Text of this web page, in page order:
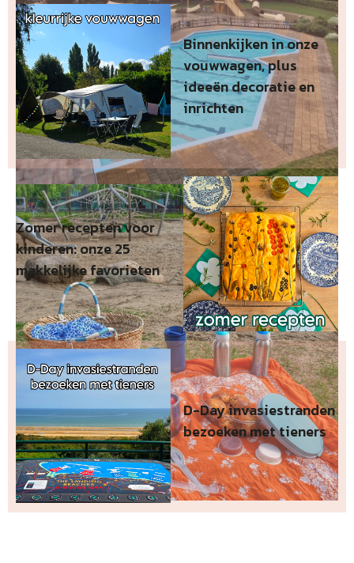
Binnenkijken in onze
vouwwagen, plus
ideeën decoratie en
inrichten
Zomer recepten voor
kinderen: onze 25
makkelijke favorieten
D-Day invasiestranden
bezoeken met tieners